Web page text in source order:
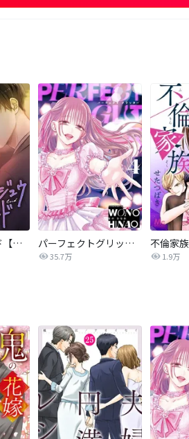
シンジュウエンド【タテヨミ】 パーフェクトグリッター
35.7万
不倫家
1.9万